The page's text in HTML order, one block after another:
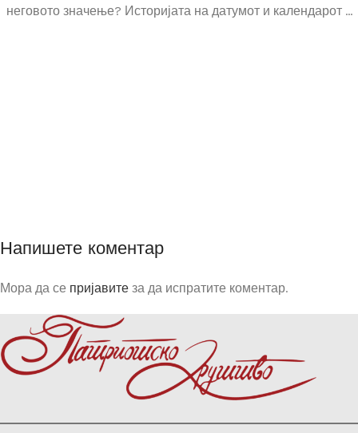
неговото значење? Историјата на датумот и календарот ...
Напишете коментар
Мора да се пријавите за да испратите коментар.